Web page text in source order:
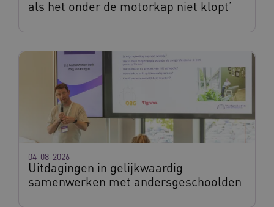
als het onder de motorkap niet klopt’
Uitdagingen in gelijkwaardig
samenwerken met andersgeschoolden
04-08-2026